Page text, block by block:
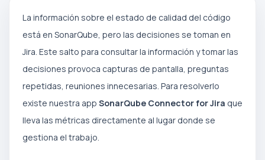
La información sobre el estado de calidad del código
está en SonarQube, pero las decisiones se toman en
Jira. Este salto para consultar la información y tomar las
decisiones provoca capturas de pantalla, preguntas
repetidas, reuniones innecesarias. Para resolverlo
existe nuestra app SonarQube Connector for Jira que
lleva las métricas directamente al lugar donde se
gestiona el trabajo.